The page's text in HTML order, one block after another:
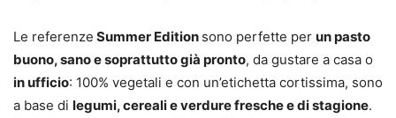
Le referenze Summer Edition sono perfette per un pasto
buono, sano e soprattutto già pronto, da gustare a casa o
in ufficio: 100% vegetali e con un’etichetta cortissima, sono
a base di legumi, cereali e verdure fresche e di stagione.